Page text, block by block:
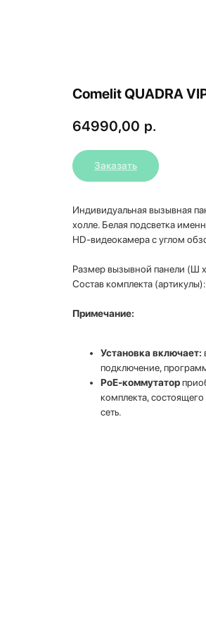
Comelit QUADRA
64990,00 р.
Заказать
Индивидуальная вызывная
холле. Белая подсветка
HD-видеокамера с углом
Размер вызывной панели (Ш
Состав комплекта
Примечание:
Установка включает:
подключение,
PoE-коммутатор
комплекта,
сеть.